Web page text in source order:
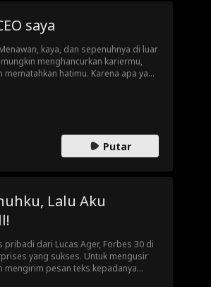
saya
kaya, dan sepenuhnya di luar
menghancurkan kariermu,
hatimu. Karena apa yang
Putar
Lalu Aku
dari Lucas Ager, Forbes 30 di
yang sukses. Untuk mengusir
mengirim pesan teks kepadanya